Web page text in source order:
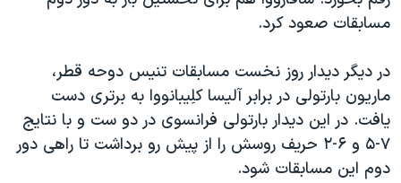
اعتراضات مردمی آبان ۹۸
اسرائیل در جنگ
نرگس محمدی برنده جایزه نوبل صلح
همایش محافظه‌کاران آمریکا «سی‌پک»
صفحه‌های ویژه
مسابقات صعود کرد.
در دیگر دیدار روز نخست مسابقات تنیس دوحه قطر،
ماریون بارتولی در برابر آلیسا کلِیبانووا به برتری دست
یافت. در این دیدار بارتولی فرانسوی در دو ست و با نتایج
۷-۵ و ۶-۲ حریف روسش را از پیش رو برداشت تا راهی دور
دوم این مسابقات شود.